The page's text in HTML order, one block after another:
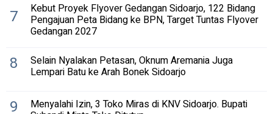
7 Kebut Proyek Flyover Gedangan Sidoarjo, 122 Bidang
Pengajuan Peta Bidang ke BPN, Target Tuntas Flyover
Gedangan 2027
8 Selain Nyalakan Petasan, Oknum Aremania Juga
Lempari Batu ke Arah Bonek Sidoarjo
9 Menyalahi Izin, 3 Toko Miras di KNV Sidoarjo. Bupati